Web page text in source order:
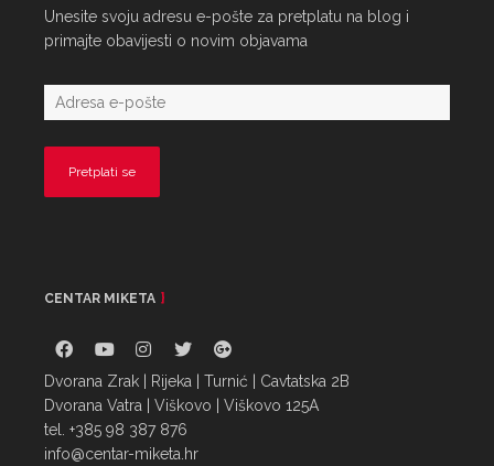
Unesite svoju adresu e-pošte za pretplatu na blog i
primajte obavijesti o novim objavama
CENTAR MIKETA
Dvorana Zrak | Rijeka | Turnić | Cavtatska 2B
Dvorana Vatra | Viškovo | Viškovo 125A
tel. +385 98 387 876
info@centar-miketa.hr